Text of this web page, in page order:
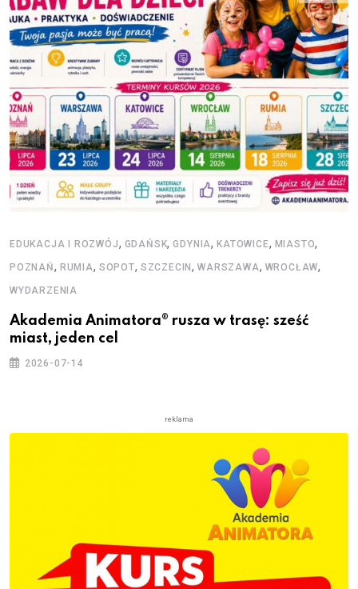
EDUKACJA I ROZWÓJ, GDAŃSK,GDYNIA,KATOWICE, MIASTO,
POZNAŃ, RUMIA, SOPOT, SZCZECIN,WARSZAWA, WROCŁAW,
WYDARZENIA
Akademia Animatora® rusza w trasę: sześć
miast, jeden cel
2026-07-14
reklama